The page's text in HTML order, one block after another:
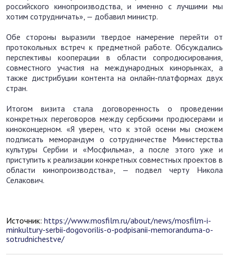
российского кинопроизводства, и именно с лучшими мы
хотим сотрудничать», — добавил министр.
Обе стороны выразили твердое намерение перейти от
протокольных встреч к предметной работе. Обсуждались
перспективы кооперации в области сопродюсирования,
совместного участия на международных кинорынках, а
также дистрибуции контента на онлайн-платформах двух
стран.
Итогом визита стала договоренность о проведении
конкретных переговоров между сербскими продюсерами и
киноконцерном. «Я уверен, что к этой осени мы сможем
подписать меморандум о сотрудничестве Министерства
культуры Сербии и «Мосфильма», а после этого уже и
приступить к реализации конкретных совместных проектов в
области кинопроизводства», — подвел черту Никола
Селакович.
Источник: https://www.mosfilm.ru/about/news/mosfilm-i-
minkultury-serbii-dogovorilis-o-podpisanii-memoranduma-o-
sotrudnichestve/